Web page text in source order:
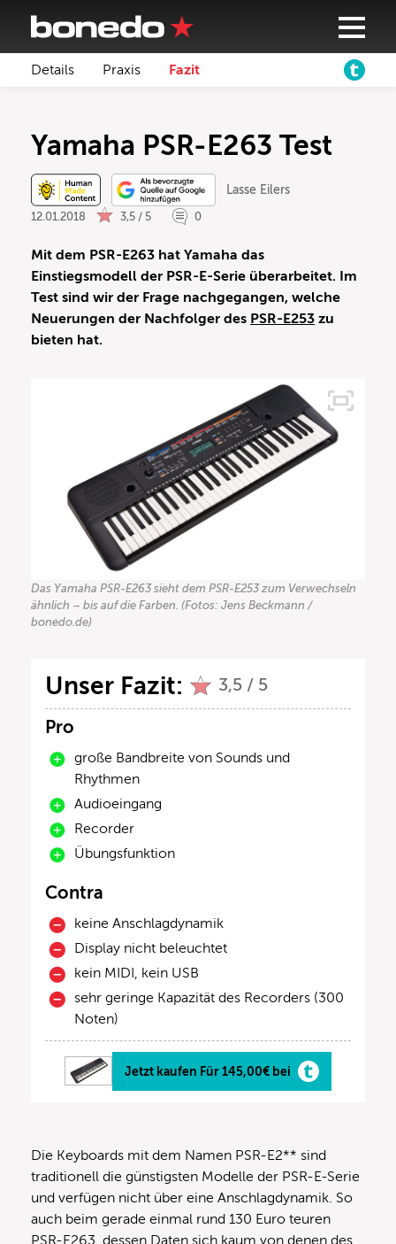
Details Praxis Fazit
Yamaha PSR-E263 Test
Lasse Eilers
12.01.2018 3,5 / 5 0
Mit dem PSR-E263 hat Yamaha das
Einstiegsmodell der PSR-E-Serie überarbeitet. Im
Test sind wir der Frage nachgegangen, welche
Neuerungen der Nachfolger des PSR-E253 zu
bieten hat.
Das Yamaha PSR-E263 sieht dem PSR-E253 zum Verwechseln
ähnlich – bis auf die Farben. (Fotos: Jens Beckmann /
bonedo.de)
Unser Fazit: 3,5 / 5
Pro
große Bandbreite von Sounds und
Rhythmen
Audioeingang
Recorder
Übungsfunktion
Contra
keine Anschlagdynamik
Display nicht beleuchtet
kein MIDI, kein USB
sehr geringe Kapazität des Recorders (300
Noten)
Jetzt kaufen Für 145,00€ bei
Die Keyboards mit dem Namen PSR-E2** sind
traditionell die günstigsten Modelle der PSR-E-Serie
und verfügen nicht über eine Anschlagdynamik. So
auch beim gerade einmal rund 130 Euro teuren
PSR-E263, dessen Daten sich kaum von denen des